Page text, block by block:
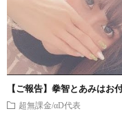
【ご報告】拳智とあみはお
超無課金/αD代表